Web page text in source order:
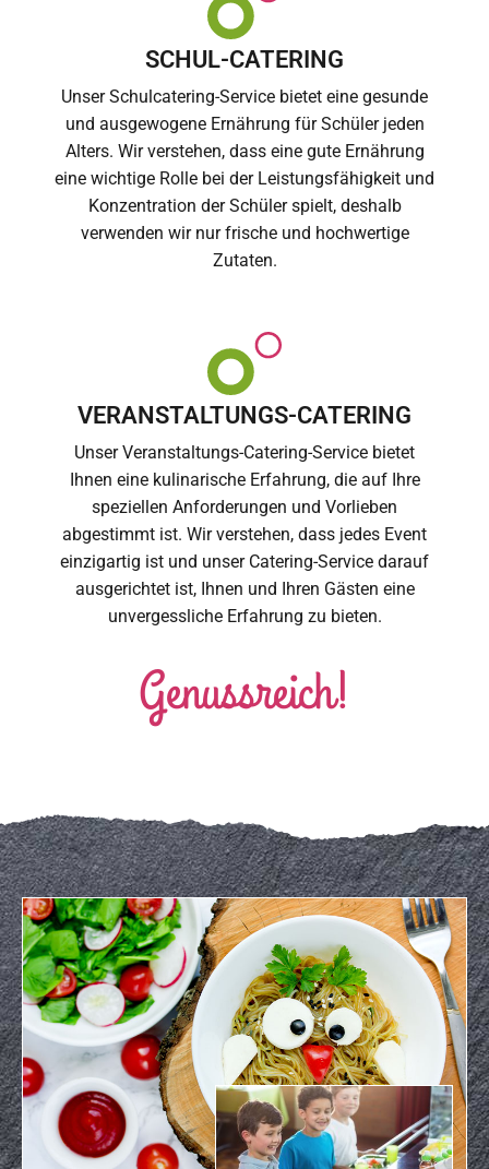
SCHUL-CATERING
Unser Schulcatering-Service bietet eine gesunde
und ausgewogene Ernährung für Schüler jeden
Alters. Wir verstehen, dass eine gute Ernährung
eine wichtige Rolle bei der Leistungsfähigkeit und
Konzentration der Schüler spielt, deshalb
verwenden wir nur frische und hochwertige
Zutaten.
VERANSTALTUNGS-CATERING
Unser Veranstaltungs-Catering-Service bietet
Ihnen eine kulinarische Erfahrung, die auf Ihre
speziellen Anforderungen und Vorlieben
abgestimmt ist. Wir verstehen, dass jedes Event
einzigartig ist und unser Catering-Service darauf
ausgerichtet ist, Ihnen und Ihren Gästen eine
unvergessliche Erfahrung zu bieten.
Genussreich!